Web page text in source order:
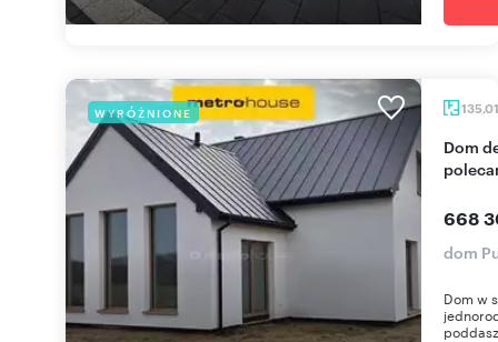
WYRÓŻNIONE
Dom deweloperski z ogródkiem i tarasem -
668
dom
Dom w